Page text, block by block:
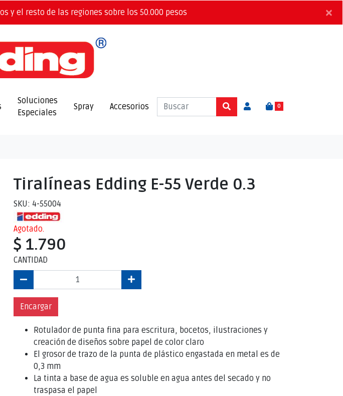
y el resto de las regiones sobre los 50.000 pesos ×
0
Soluciones
Especiales
Spray Accesorios
Tiralíneas Edding E-55 Verde 0.3
SKU: 4-55004
Agotado.
$ 1.790
CANTIDAD
Encargar
Rotulador de punta fina para escritura, bocetos, ilustraciones y
creación de diseños sobre papel de color claro
El grosor de trazo de la punta de plástico engastada en metal es de
0,3 mm
La tinta a base de agua es soluble en agua antes del secado y no
traspasa el papel